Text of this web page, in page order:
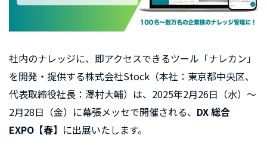
社内のナレッジに、即アクセスできるツール「ナレカン」
を開発・提供する株式会社Stock（本社：東京都中央区、
代表取締役社長：澤村大輔）は、2025年2月26日（水）〜
2月28日（金）に幕張メッセで開催される、 DX 総合
EXPO【春】 に出展いたします。